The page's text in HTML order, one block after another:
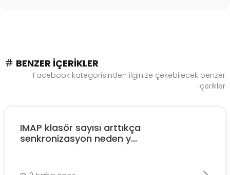
BENZER İÇERIKLER
Facebook kategorisinden ilginize çekebilecek benzer
içerikler
IMAP klasör sayısı arttıkça
senkronizasyon neden y...